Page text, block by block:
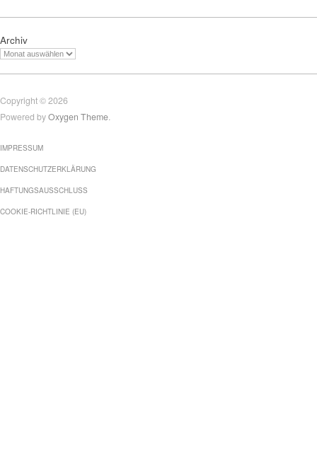
Archiv
Copyright © 2026
Powered byOxygen Theme.
IMPRESSUM
DATENSCHUTZERKLÄRUNG
HAFTUNGSAUSSCHLUSS
COOKIE-RICHTLINIE (EU)